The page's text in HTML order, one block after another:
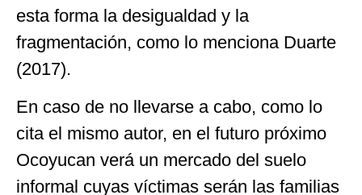
esta forma la desigualdad y la
fragmentación, como lo menciona Duarte
(2017).
En caso de no llevarse a cabo, como lo
cita el mismo autor, en el futuro próximo
Ocoyucan verá un mercado del suelo
informal cuyas víctimas serán las familias